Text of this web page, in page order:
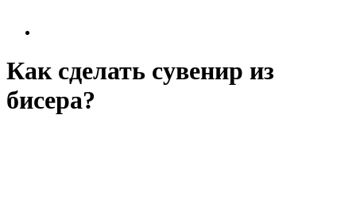
Как сделать сувенир из
бисера?